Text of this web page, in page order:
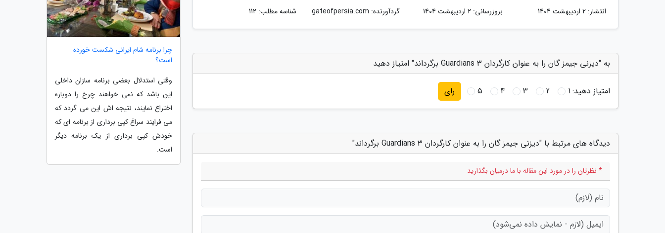
انتشار: 2 اردیبهشت 1404 بروزرسانی: 2 اردیبهشت 1404 گردآورنده: gateofpersia.com شناسه مطلب: 112
به "دیزنی جیمز گان را به عنوان کارگردان Guardians 3 برگرداند" امتیاز دهید
امتیاز دهید:1
2
3
4
5 رای
دیدگاه های مرتبط با "دیزنی جیمز گان را به عنوان کارگردان Guardians 3 برگرداند"
* نظرتان را در مورد این مقاله با ما درمیان بگذارید
چرا برنامه شام ایرانی شکست خورده
است؟
وقتی استدلال بعضی برنامه سازان داخلی
این باشد که نمی خواهند چرخ را دوباره
اختراع نمایند، نتیجه اش این می گردد که
می فرایند سراغ کپی برداری از برنامه ای که
خودش کپی برداری از یک برنامه دیگر
است.